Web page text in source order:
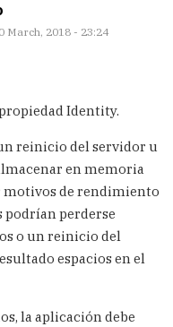
March, 2018 - 23:24
Identity.
reinicio del servidor u
en memoria
motivos de rendimiento
podrían perderse
o un reinicio del
espacios en el
la aplicación debe